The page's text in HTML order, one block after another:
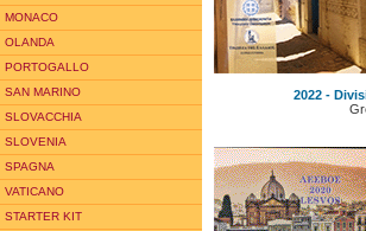
MONACO
OLANDA
PORTOGALLO
SAN MARINO
SLOVACCHIA
SLOVENIA
SPAGNA
VATICANO
STARTER KIT
2022 -